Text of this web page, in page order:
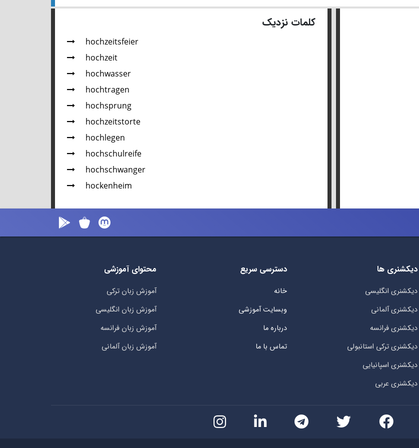
کلمات نزدیک
hochzeitsfeier
hochzeit
hochwasser
hochtragen
hochsprung
hochzeitstorte
hoch­le­gen
hoch­schul­rei­fe
hoch­schwan­ger
hockenheim
دیکشنری ها
دیکشنری انگلیسی
دیکشنری آلمانی
دیکشنری فرانسه
دیکشنری ترکی استانبولی
دیکشنری اسپانیایی
دیکشنری عربی
دسترسی سریع
خانه
وبسایت آموزشی
درباره ما
تماس با ما
محتوای آموزشی
آموزش زبان ترکی
آموزش زبان انگلیسی
آموزش زبان فرانسه
آموزش زبان آلمانی